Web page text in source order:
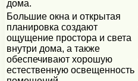
дома.
Большие окна и открытая
планировка создают
ощущение простора и света
внутри дома, а также
обеспечивают хорошую
естественную освещенность